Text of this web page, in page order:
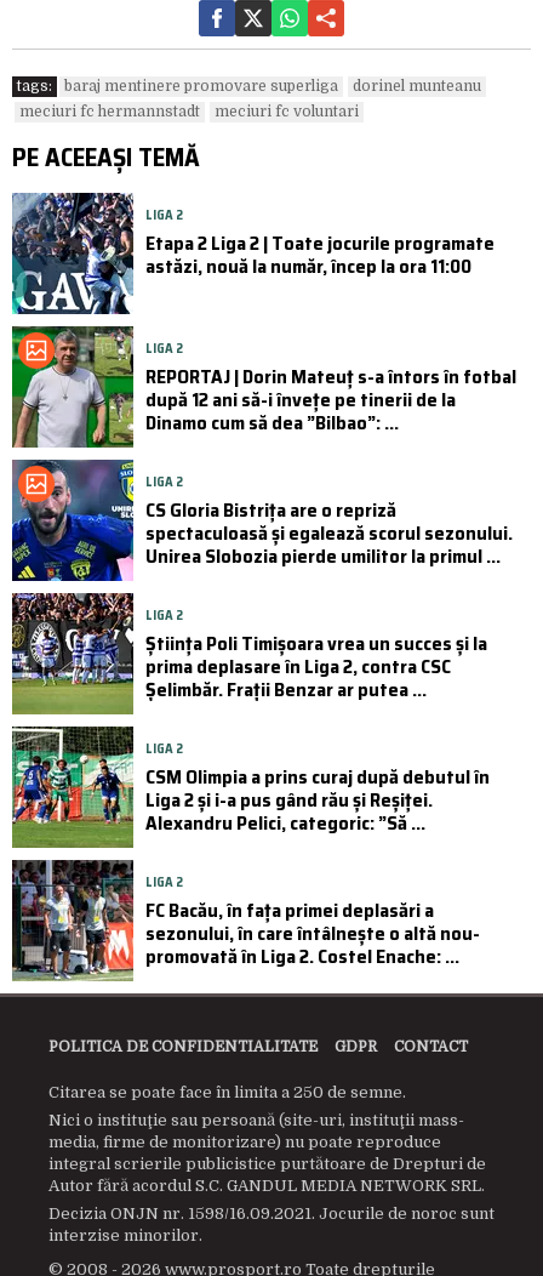
tags: baraj mentinere promovare superliga
dorinel munteanu
meciuri fc hermannstadt
meciuri fc voluntari
PE ACEEAȘI TEMĂ
LIGA 2
Etapa 2 Liga 2 | Toate jocurile programate
astăzi, nouă la număr, încep la ora 11:00
LIGA 2
REPORTAJ | Dorin Mateuț s-a întors în fotbal
după 12 ani să-i învețe pe tinerii de la
Dinamo cum să dea ”Bilbao”: ...
LIGA 2
CS Gloria Bistrița are o repriză
spectaculoasă și egalează scorul sezonului.
Unirea Slobozia pierde umilitor la primul ...
LIGA 2
Știința Poli Timișoara vrea un succes și la
prima deplasare în Liga 2, contra CSC
Șelimbăr. Frații Benzar ar putea ...
LIGA 2
CSM Olimpia a prins curaj după debutul în
Liga 2 și i-a pus gând rău și Reșiței.
Alexandru Pelici, categoric: ”Să ...
LIGA 2
FC Bacău, în fața primei deplasări a
sezonului, în care întâlnește o altă nou-
promovată în Liga 2. Costel Enache: ...
POLITICA DE CONFIDENTIALITATE GDPR CONTACT
Citarea se poate face în limita a 250 de semne.
Nici o instituţie sau persoană (site-uri, instituţii mass-
media, firme de monitorizare) nu poate reproduce
integral scrierile publicistice purtătoare de Drepturi de
Autor fără acordul S.C. GANDUL MEDIA NETWORK SRL.
Decizia ONJN nr. 1598/16.09.2021. Jocurile de noroc sunt
interzise minorilor.
© 2008 - 2026 www.prosport.ro Toate drepturile